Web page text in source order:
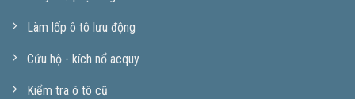
Làm lốp ô tô lưu động
Cứu hộ - kích nổ acquy
Kiểm tra ô tô cũ